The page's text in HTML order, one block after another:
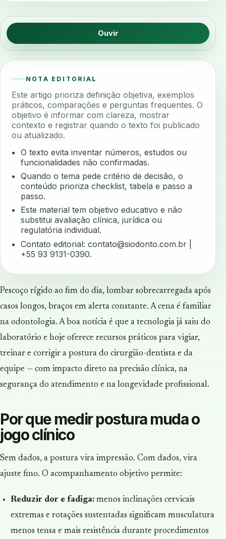
Ouvir
NOTA EDITORIAL
Este artigo prioriza definição objetiva, exemplos
práticos, comparações e perguntas frequentes. O
objetivo é informar com clareza, mostrar
contexto e registrar quando o texto foi publicado
ou atualizado.
O texto evita inventar números, estudos ou
funcionalidades não confirmadas.
Quando o tema pede critério de decisão, o
conteúdo prioriza checklist, tabela e passo a
passo.
Este material tem objetivo educativo e não
substitui avaliação clínica, jurídica ou
regulatória individual.
Contato editorial:contato@siodonto.com.br
+55 93 9131-0390.
Pescoço rígido ao fim do dia, lombar sobrecarregada após
casos longos, braços em alerta constante. A cena é familiar
na odontologia. A boa notícia é que a tecnologia já saiu do
laboratório e hoje oferece recursos práticos para vigiar,
treinar e corrigir a postura do cirurgião-dentista e da
equipe — com impacto direto na precisão clínica, na
segurança do atendimento e na longevidade profissional.
Por que medir postura muda o
jogo clínico
Sem dados, a postura vira impressão. Com dados, vira
ajuste fino. O acompanhamento objetivo permite:
Reduzir dor e fadiga:menos inclinações cervicais
extremas e rotações sustentadas significam musculatura
menos tensa e mais resistência durante procedimentos